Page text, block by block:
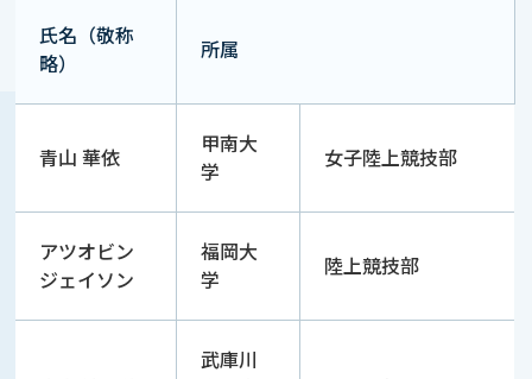
氏名（敬称
略）
所属
青山 華依
甲南大
学
女子陸上競技部
アツオビン
ジェイソン
福岡大
学
陸上競技部
武庫川